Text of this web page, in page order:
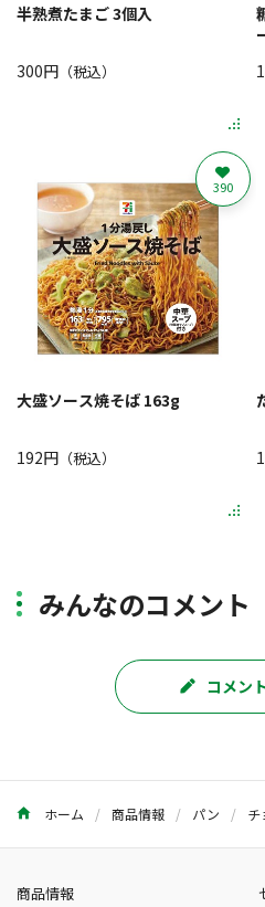
半熟煮たまご 3個入
300円 （税込）
大盛ソース焼そば 163g
192円 （税込）
390
みんなのコメント
コメン
ホーム 商品情報 パン チ
商品情報